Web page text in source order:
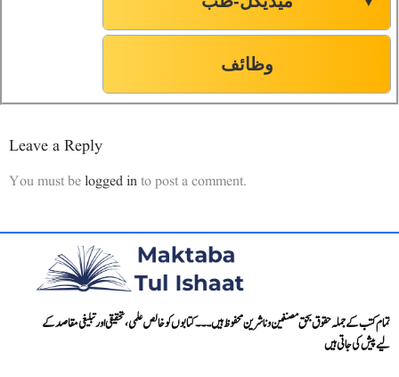
وظائف
Leave a Reply
You must belogged into post a comment.
تمام کتب کے جملہ حقوق بحق مصنفین و ناشرین محفوظ ہیں۔۔۔ کتابوں کو خالص علمی، تحقیقی اور تبلیغی مقاصد کے
لیے پیش کی جاتی ہیں